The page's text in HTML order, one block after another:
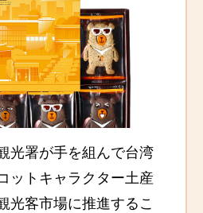
光署が手を組んで台湾
ットキャラクター土産
光客市場に推進するこ